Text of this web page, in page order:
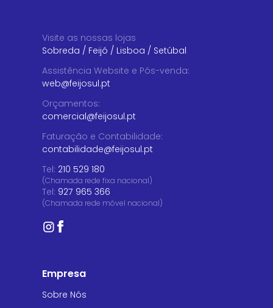
Visite as nossas lojas
Sobreda / Feijó / Lisboa / Setúbal
Assistência Website e Pós-venda:
web@feijosul.pt
Orçamentos:
comercial@feijosul.pt
Faturação e Contabilidade:
contabilidade@feijosul.pt
Tel: 210 529 180
(Chamada rede fixa nacional)
Tel: 927 965 366
(Chamada rede móvel nacional)
Empresa
Sobre Nós